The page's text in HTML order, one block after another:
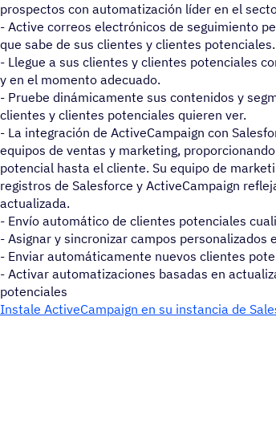
prospectos con automatización líder en el
- Active correos electrónicos de seguimiento
que sabe de sus clientes y clientes potenciales.
- Llegue a sus clientes y clientes potenciales
y en el momento adecuado.
- Pruebe dinámicamente sus contenidos y
clientes y clientes potenciales quieren ver.
- La integración de ActiveCampaign con
equipos de ventas y marketing,
potencial hasta el cliente. Su equipo de
registros de Salesforce y ActiveCampaign
actualizada.
- Envío automático de clientes potenciales
- Asignar y sincronizar campos
- Enviar automáticamente nuevos clientes
- Activar automatizaciones basadas en
potenciales
Instale ActiveCampaign en su instancia de